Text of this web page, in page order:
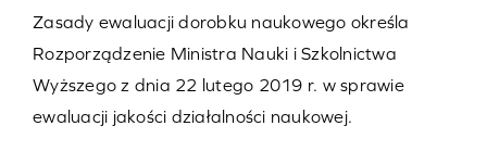
Zasady ewaluacji dorobku naukowego określa
Rozporządzenie Ministra Nauki i Szkolnictwa
Wyższego z dnia 22 lutego 2019 r. w sprawie
ewaluacji jakości działalności naukowej.